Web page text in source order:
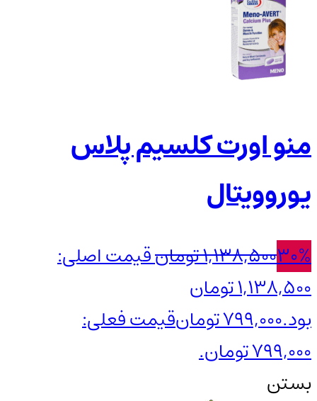
منو اورت کلسیم پلاس
یوروویتال
30%
1,138,500تومانقیمت اصلی:
1,138,500 تومان
بود.799,000تومانقیمت فعلی:
799,000 تومان.
بستن